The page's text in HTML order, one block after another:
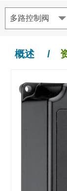
多路控制阀
概述 /